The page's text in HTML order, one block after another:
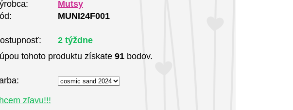
Mutsy
MUNI24F001
2 týždne
tohoto produktu získate 91 bodov.
zľavu!!!